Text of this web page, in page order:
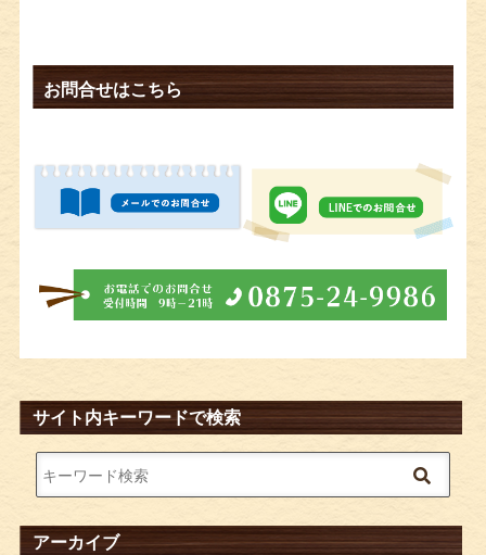
お問合せはこちら
サイト内キーワードで検索
アーカイブ